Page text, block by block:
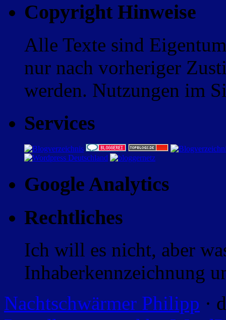
Copyright Hinweise
Alle Texte sind
nur nach vorheriger
werden. Nutzungen im
Services
Google Analytics
Rechtliches
Ich will es nicht, aber
Inhaberkennzeichnung
Nachtschwärmer Philipp ·